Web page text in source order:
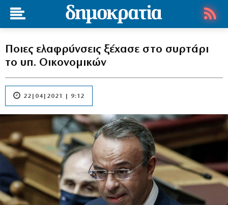
Ποιες ελαφρύνσεις ξέχασε στο συρτάρι
το υπ. Οικονομικών
22|04|2021 | 9:12